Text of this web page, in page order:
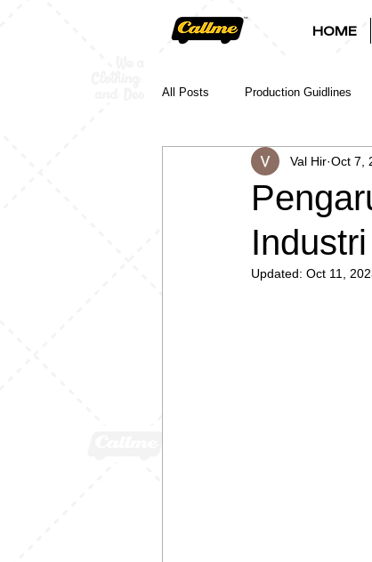
HOME
All Posts Production Guidlines
Val Hir Oct 7,
Updated: Oct 11,